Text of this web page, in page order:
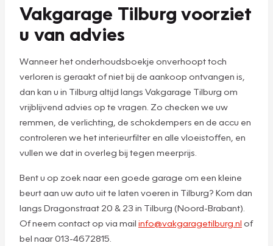
Vakgarage Tilburg voorziet
u van advies
Wanneer het onderhoudsboekje onverhoopt toch
verloren is geraakt of niet bij de aankoop ontvangen is,
dan kan u in Tilburg altijd langs Vakgarage Tilburg om
vrijblijvend advies op te vragen. Zo checken we uw
remmen, de verlichting, de schokdempers en de accu en
controleren we het interieurfilter en alle vloeistoffen, en
vullen we dat in overleg bij tegen meerprijs.
Bent u op zoek naar een goede garage om een kleine
beurt aan uw auto uit te laten voeren in Tilburg? Kom dan
langs Dragonstraat 20 & 23 in Tilburg (Noord-Brabant).
Of neem contact op via mail info@vakgaragetilburg.nl of
bel naar 013-4672815.